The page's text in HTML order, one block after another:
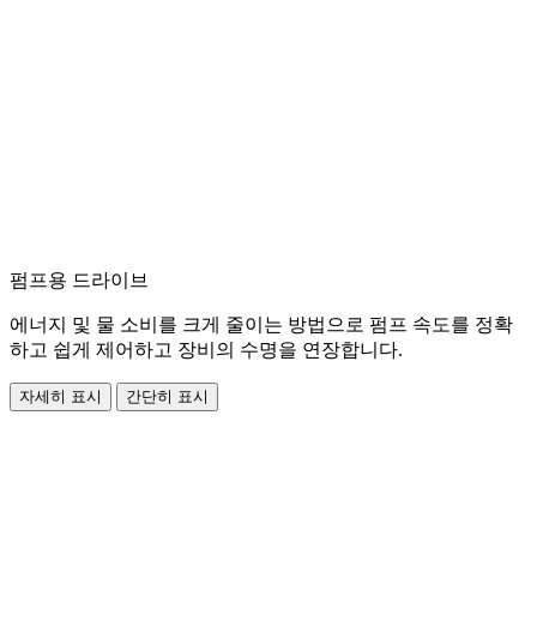
펌프용 드라이브
에너지 및 물 소비를 크게 줄이는 방법으로 펌프 속도를 정확
하고 쉽게 제어하고 장비의 수명을 연장합니다.
자세히 표시 간단히 표시